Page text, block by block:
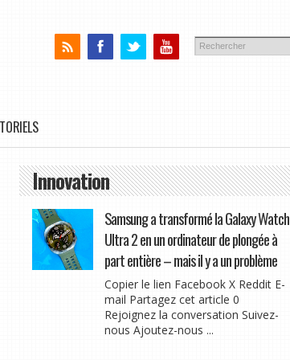
Innovation
Samsung a transformé la Galaxy Watch
Ultra 2 en un ordinateur de plongée à
part entière – mais il y a un problème
Copier le lien Facebook X Reddit E-
mail Partagez cet article 0
Rejoignez la conversation Suivez-
nous Ajoutez-nous ...